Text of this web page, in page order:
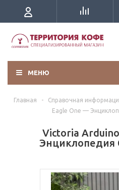
МЕНЮ
Главная - Справочная
Eagle One —
Victoria
Энциклопедия